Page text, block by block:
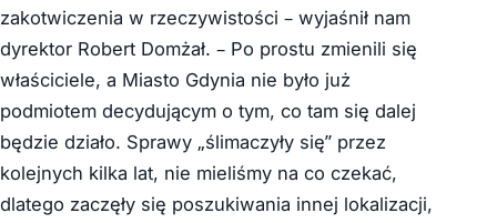
zakotwiczenia w rzeczywistości – wyjaśnił nam
dyrektor Robert Domżał. – Po prostu zmienili się
właściciele, a Miasto Gdynia nie było już
podmiotem decydującym o tym, co tam się dalej
będzie działo. Sprawy „ślimaczyły się” przez
kolejnych kilka lat, nie mieliśmy na co czekać,
dlatego zaczęły się poszukiwania innej lokalizacji,